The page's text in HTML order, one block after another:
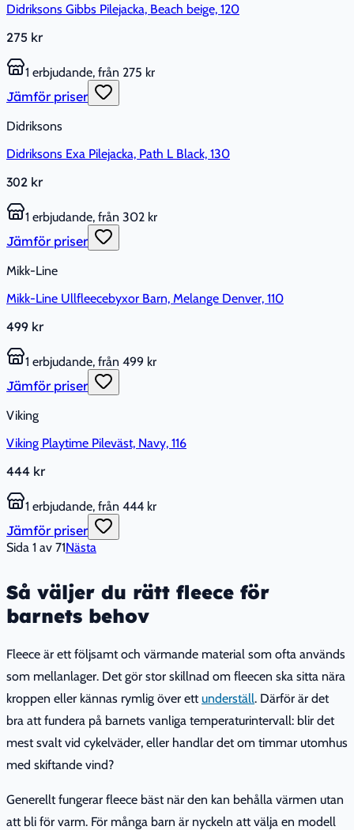
Didriksons Gibbs Pilejacka, Beach beige, 120
275 kr
1 erbjudande, från 275 kr
Jämför priser
Didriksons
Didriksons Exa Pilejacka, Path L Black, 130
302 kr
1 erbjudande, från 302 kr
Jämför priser
Mikk-Line
Mikk-Line Ullfleecebyxor Barn, Melange Denver, 110
499 kr
1 erbjudande, från 499 kr
Jämför priser
Viking
Viking Playtime Pileväst, Navy, 116
444 kr
1 erbjudande, från 444 kr
Jämför priser
Sida 1 av 71Nästa
Så väljer du rätt fleece för
barnets behov
Fleece är ett följsamt och värmande material som ofta används
som mellanlager. Det gör stor skillnad om fleecen ska sitta nära
kroppen eller kännas rymlig över ettunderställ. Därför är det
bra att fundera på barnets vanliga temperaturintervall: blir det
mest svalt vid cykelväder, eller handlar det om timmar utomhus
med skiftande vind?
Generellt fungerar fleece bäst när den kan behålla värmen utan
att bli för varm. För många barn är nyckeln att välja en modell